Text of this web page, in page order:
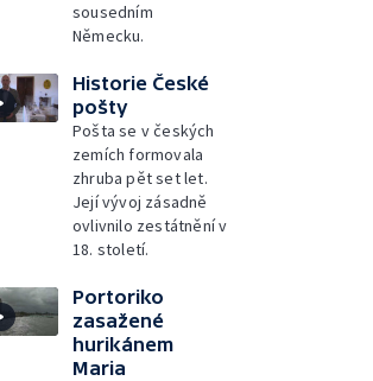
sousedním
Německu.
Historie České
pošty
Pošta se v českých
zemích formovala
zhruba pět set let.
Její vývoj zásadně
ovlivnilo zestátnění v
18. století.
Portoriko
zasažené
hurikánem
Maria